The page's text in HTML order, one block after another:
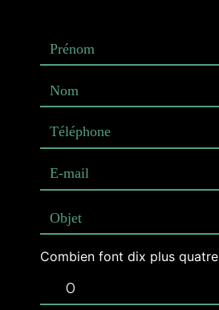
Combien font dix plus quatre